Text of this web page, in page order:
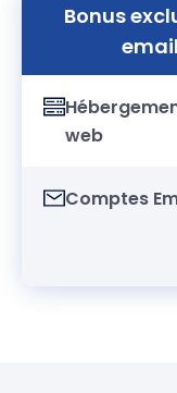
Bonus
web
Comptes